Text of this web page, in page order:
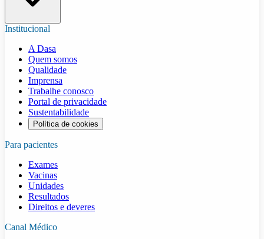
Institucional
A Dasa
Quem somos
Qualidade
Imprensa
Trabalhe conosco
Portal de privacidade
Sustentabilidade
Política de cookies
Para pacientes
Exames
Vacinas
Unidades
Resultados
Direitos e deveres
Canal Médico